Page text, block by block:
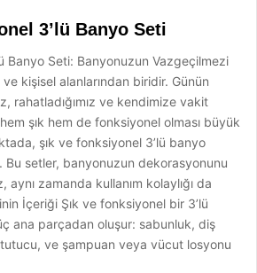
3’lü Banyo Seti
Banyo Seti: Banyonuzun Vazgeçilmezi
kişisel alanlarından biridir. Günün
rahatladığımız ve kendimize vakit
hem şık hem de fonksiyonel olması büyük
şık ve fonksiyonel 3’lü banyo
Bu setler, banyonuzun dekorasyonunu
zamanda kullanım kolaylığı da
İçeriği Şık ve fonksiyonel bir 3’lü
ana parçadan oluşur: sabunluk, diş
tutucu, ve şampuan veya vücut losyonu